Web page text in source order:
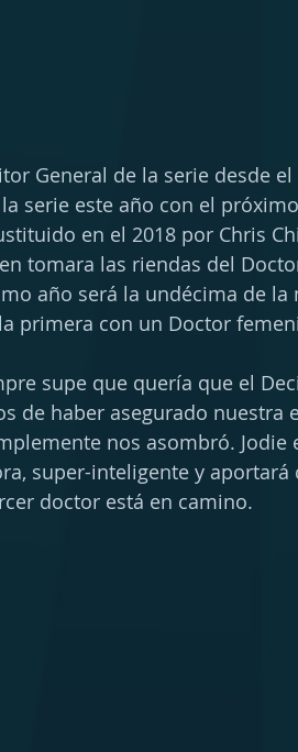
General de la serie desde
serie este año con el
en el 2018 por Chris
tomara las riendas del
año será la undécima de la
primera con un Doctor
supe que quería que el
de haber asegurado nuestra
nos asombró. Jodie
super-inteligente y aportará
doctor está en camino.